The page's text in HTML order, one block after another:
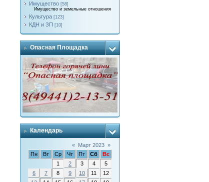
Имущество [58]
Имущество и земельные отношения
Культура [123]
КДН и ЗП [10]
Опасная Площадка
Календарь
« Март 2023 »
Пн
Вт Ср Чт Пт Сб
Вс
1
2 3 4
5
6
7 8 9 10 11
12